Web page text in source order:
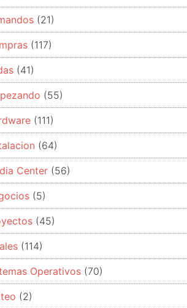
(21)
(117)
(41)
(55)
(111)
(64)
Center (56)
(5)
(45)
(114)
Operativos (70)
(2)